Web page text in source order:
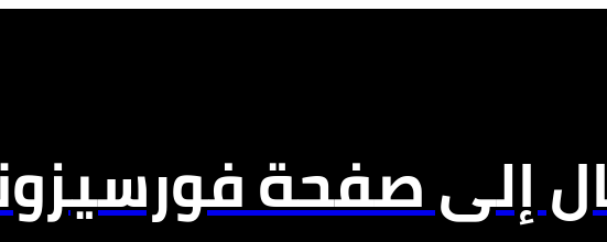
إلى صفحة